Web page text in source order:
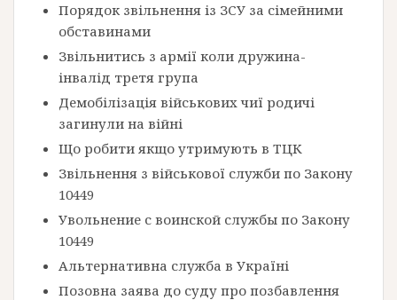
Порядок звільнення із ЗСУ за сімейними
обставинами
Звільнитись з армії коли дружина-
інвалід третя група
Демобілізація військових чиї родичі
загинули на війні
Що робити якщо утримують в ТЦК
Звільнення з військової служби по Закону
10449
Увольнение с воинской службы по Закону
10449
Альтернативна служба в Україні
Позовна заява до суду про позбавлення